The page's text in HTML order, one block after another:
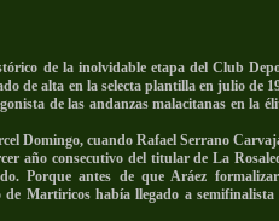
de la inolvidable etapa del Club
de alta en la selecta plantilla en julio de
de las andanzas malacitanas en la
Domingo, cuando Rafael Serrano
año consecutivo del titular de La
Porque antes de que Aráez
Martiricos había llegado a semifinalista